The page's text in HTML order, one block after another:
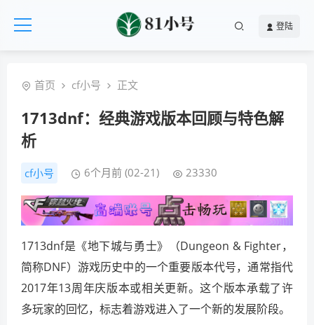
登陆
首页 cf小号 正文
1713dnf：经典游戏版本回顾与特色解
析
cf小号 6个月前 (02-21) 23330
1713dnf是《地下城与勇士》（Dungeon & Fighter，
简称DNF）游戏历史中的一个重要版本代号，通常指代
2017年13周年庆版本或相关更新。这个版本承载了许
多玩家的回忆，标志着游戏进入了一个新的发展阶段。